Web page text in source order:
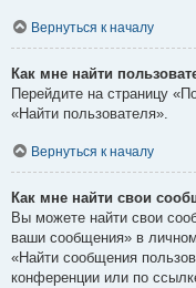
Вернуться к началу
Как мне найти
Перейдите на страницу
«Найти пользователя».
Вернуться к началу
Как мне найти свои
Вы можете найти свои
ваши сообщения» в
«Найти сообщения
конференции или по